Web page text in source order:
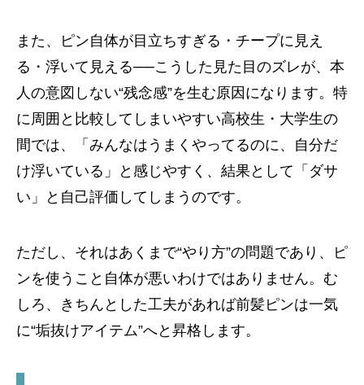
また、ピン自体が目立ちすぎる・チープに見え
る・浮いて見える──こうした見た目のズレが、本
人の意図しない“残念感”を生む原因になります。特
に周囲と比較してしまいやすい高校生・大学生の
間では、「みんなはうまくやってるのに、自分だ
け浮いている」と感じやすく、結果として「ダサ
い」と自己評価してしまうのです。
ただし、それはあくまで“やり方”の問題であり、ピ
ンを使うこと自体が悪いわけではありません。む
しろ、きちんとした工夫があれば前髪ピンは一気
に“垢抜けアイテム”へと昇格します。